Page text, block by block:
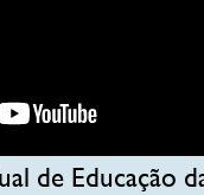
de Educação